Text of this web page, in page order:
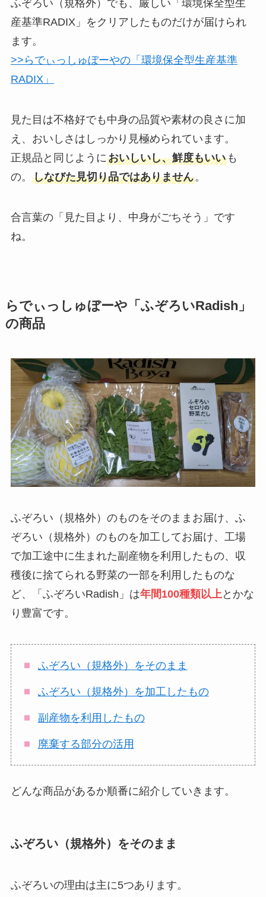
ふぞろい（規格外）でも、厳しい「環境保全型生
産基準RADIX」をクリアしたものだけが届けられ
ます。
>>らでぃっしゅぼーやの「環境保全型生産基準
RADIX」
見た目は不格好でも中身の品質や素材の良さ に加
え、 おいしさ はしっかり見極められています。
正規品と同じようにおいしいし、鮮度もいいも
の。 しなびた見切り品ではありません。
合言葉の「見た目より、中身がごちそう」です
ね。
らでぃっしゅぼーや「ふぞろいRadish」
の商品
ふぞろい（規格外）のものをそのままお届け、ふ
ぞろい（規格外）のものを加工してお届け、工場
で加工途中に生まれた副産物を利用したもの、収
穫後に捨てられる野菜の一部を利用したものな
ど、「ふぞろいRadish」は年間100種類以上 とかな
り豊富です。
ふぞろい（規格外）をそのまま
ふぞろい（規格外）を加工したもの
副産物を利用したもの
廃棄する部分の活用
どんな商品があるか順番に紹介していきます。
ふぞろい（規格外）をそのまま
ふぞろいの理由は主に5つあります。